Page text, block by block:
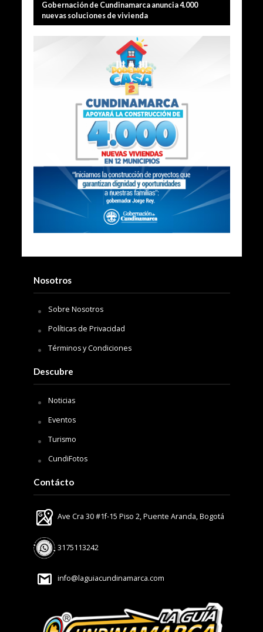
Gobernación de Cundinamarca anuncia 4.000
nuevas soluciones de vivienda
Nosotros
Sobre Nosotros
Políticas de Privacidad
Términos y Condiciones
Descubre
Noticias
Eventos
Turismo
CundiFotos
Contácto
Ave Cra 30 #1f-15 Piso 2, Puente Aranda, Bogotá
3175113242
info@laguiacundinamarca.com